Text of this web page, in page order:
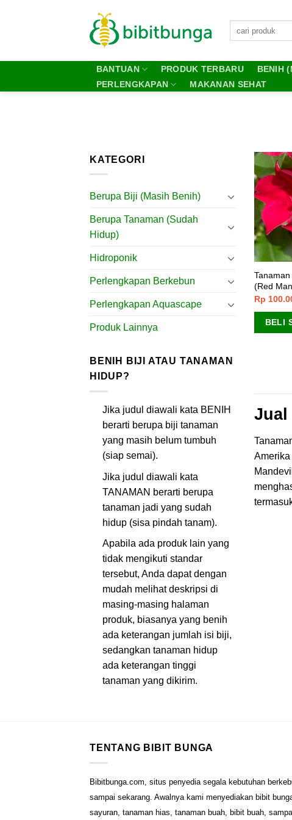
BANTUAN PRODUK TERBARU BENIH
PERLENGKAPAN
MAKANAN SEHAT
KATEGORI
Berupa Biji (Masih Benih)
Berupa Tanaman (Sudah
Hidup)
Hidroponik
Perlengkapan Berkebun
Perlengkapan Aquascape
Produk Lainnya
BENIH BIJI ATAU TANAMAN
HIDUP?
Jika judul diawali kata BENIH
berarti berupa biji tanaman
yang masih belum tumbuh
(siap semai).
Jika judul diawali kata
TANAMAN berarti berupa
tanaman jadi yang sudah
hidup (sisa pindah tanam).
Apabila ada produk lain yang
tidak mengikuti standar
tersebut, Anda dapat dengan
mudah melihat deskripsi di
masing-masing halaman
produk, biasanya yang benih
ada keterangan jumlah isi biji,
sedangkan tanaman hidup
ada keterangan tinggi
tanaman yang dikirim.
(Red
Rp
BELI
Jual
TENTANG BIBIT BUNGA
Bibitbunga.com, situs penyedia segala kebutuhan
sampai sekarang. Awalnya kami menyediakan bibit
sayuran, tanaman hias, tanaman buah, bibit buah,